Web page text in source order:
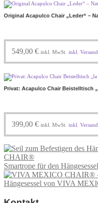
Original Acapulco Chair „Leder“ –
549,00 € inkl. MwSt. inkl.
Privat: Acapulco Chair Beistelltisch
399,00 € inkl. MwSt. inkl.
Smartrope für den
Hängesessel von VIVA